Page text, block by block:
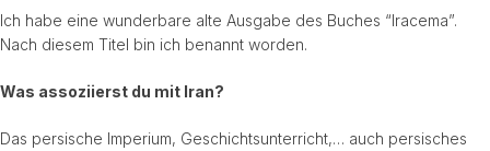
Ich habe eine wunderbare alte Ausgabe des Buches “Iracema”.
Nach diesem Titel bin ich benannt worden.
Was assoziierst du mit Iran?
Das persische Imperium, Geschichtsunterricht,… auch persisches